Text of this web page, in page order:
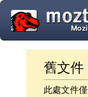
舊文件
此處文件